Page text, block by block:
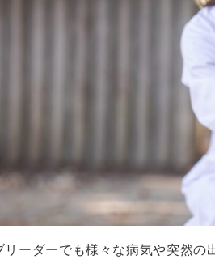
リーダーでも様々な病気や突然の